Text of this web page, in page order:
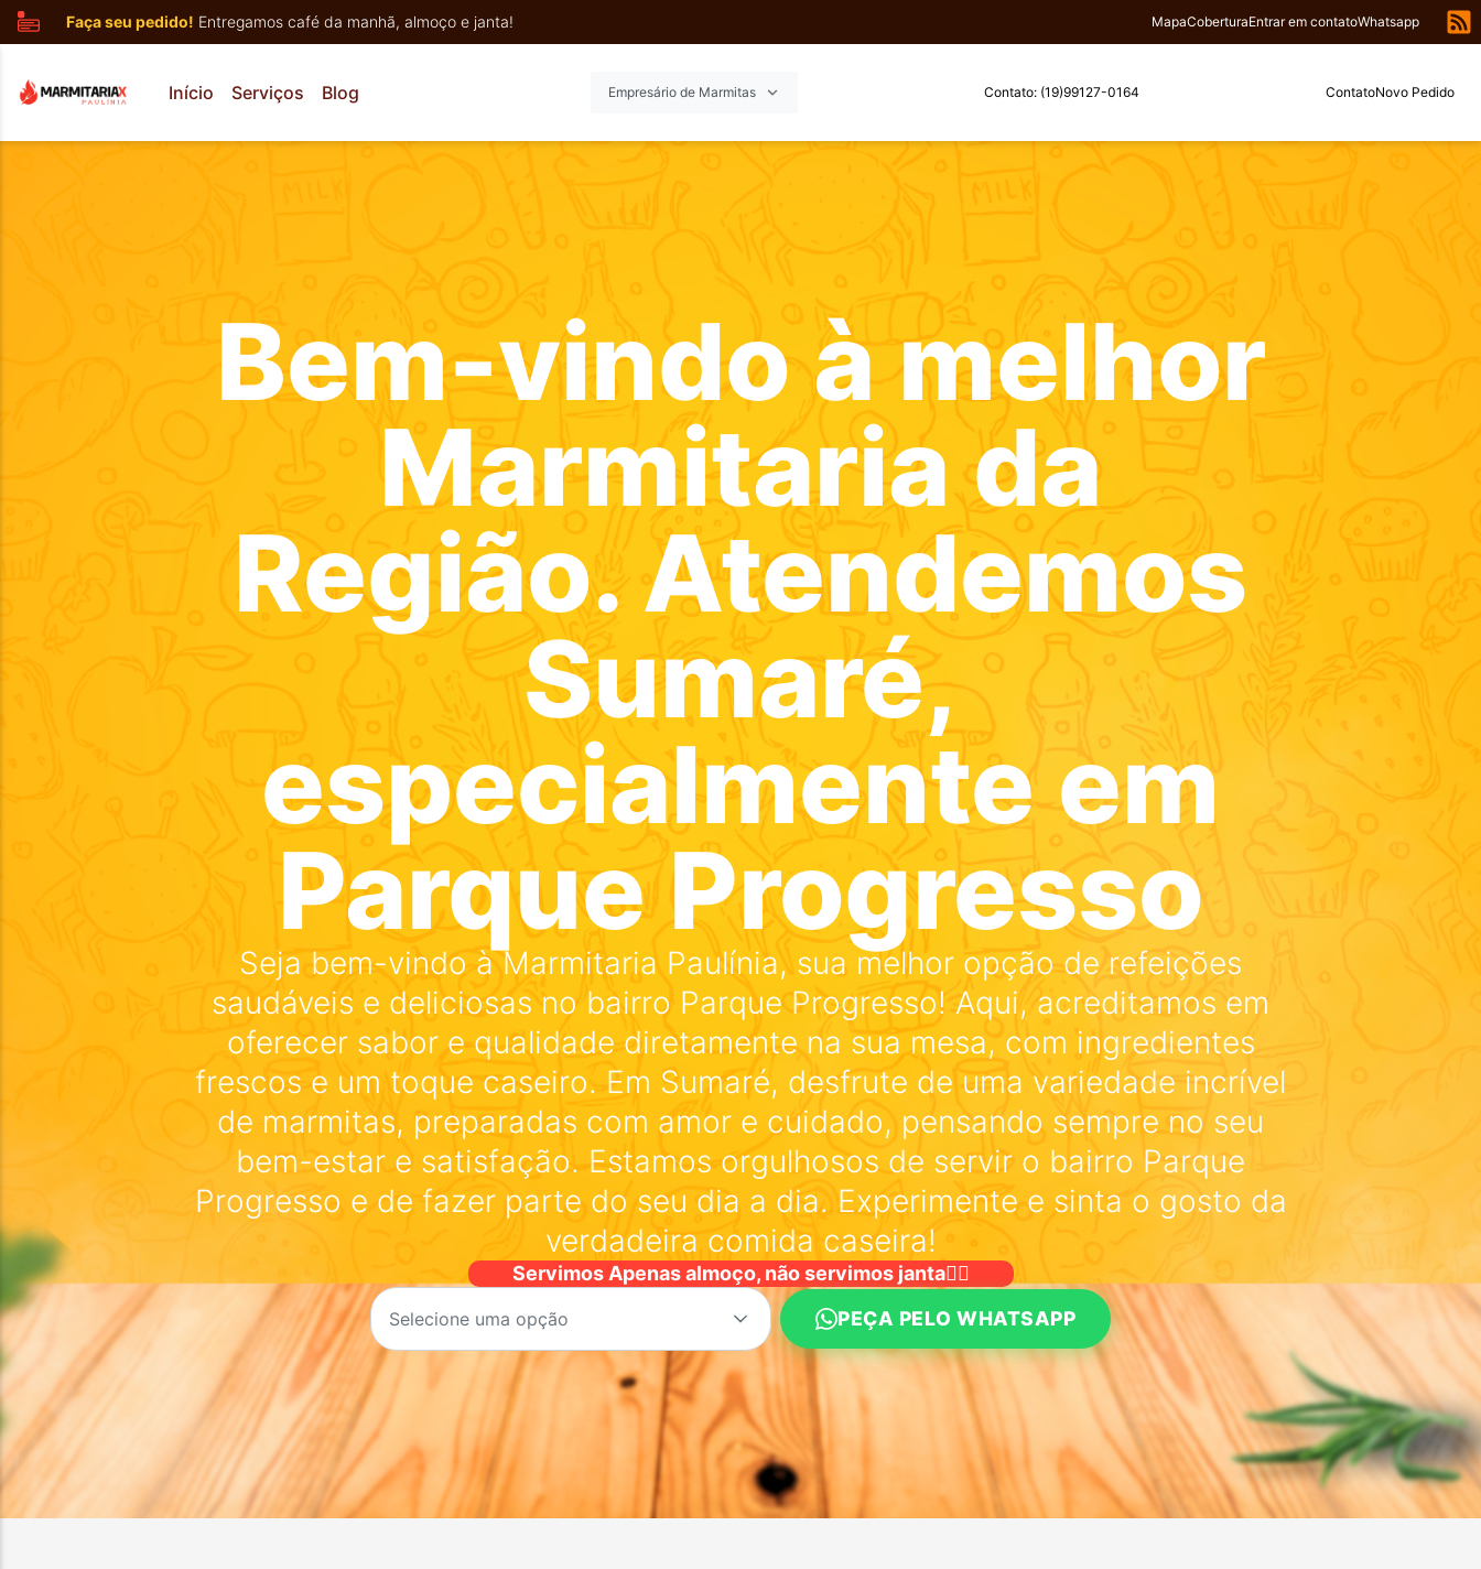
Faça seu pedido! Entregamos café da manhã, almoço e janta! MapaCoberturaEntrar em contatoWhatsapp
Início Serviços Blog Empresário de Marmitas Contato: (19)99127-0164 ContatoNovo Pedido
Bem-vindo à melhor
Marmitaria da
Região. Atendemos
Sumaré,
especialmente em
Parque Progresso
Seja bem-vindo à Marmitaria Paulínia, sua melhor opção de refeições
saudáveis e deliciosas no bairro Parque Progresso! Aqui, acreditamos em
oferecer sabor e qualidade diretamente na sua mesa, com ingredientes
frescos e um toque caseiro. Em Sumaré, desfrute de uma variedade incrível
de marmitas, preparadas com amor e cuidado, pensando sempre no seu
bem-estar e satisfação. Estamos orgulhosos de servir o bairro Parque
Progresso e de fazer parte do seu dia a dia. Experimente e sinta o gosto da
verdadeira comida caseira!
Servimos Apenas almoço, não servimos janta🙅‍♂️
Selecione uma opção PEÇA PELO WHATSAPP